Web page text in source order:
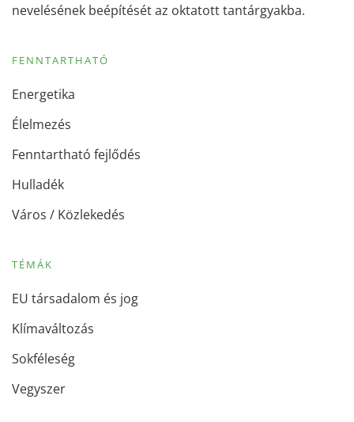
nevelésének beépítését az oktatott tantárgyakba.
FENNTARTHATÓ
Energetika
Élelmezés
Fenntartható fejlődés
Hulladék
Város / Közlekedés
TÉMÁK
EU társadalom és jog
Klímaváltozás
Sokféleség
Vegyszer